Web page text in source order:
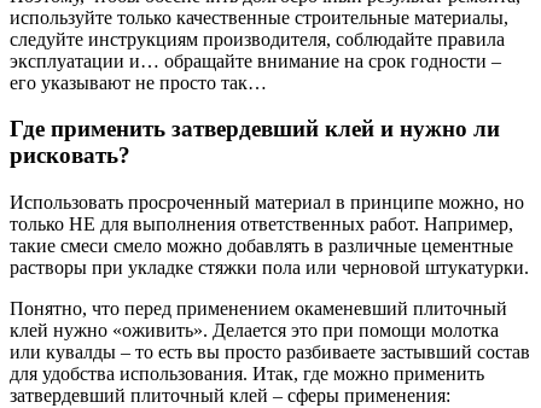
используйте только качественные строительные материалы,
следуйте инструкциям производителя, соблюдайте правила
эксплуатации и… обращайте внимание на срок годности –
его указывают не просто так…
Где применить затвердевший клей и нужно ли
рисковать?
Использовать просроченный материал в принципе можно, но
только НЕ для выполнения ответственных работ. Например,
такие смеси смело можно добавлять в различные цементные
растворы при укладке стяжки пола или черновой штукатурки.
Понятно, что перед применением окаменевший плиточный
клей нужно «оживить». Делается это при помощи молотка
или кувалды – то есть вы просто разбиваете застывший состав
для удобства использования. Итак, где можно применить
затвердевший плиточный клей – сферы применения: